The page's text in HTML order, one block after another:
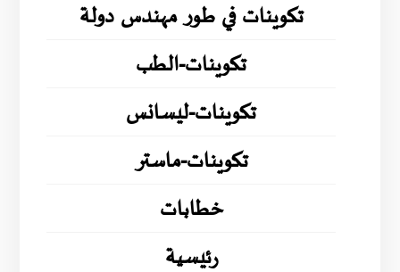
تكوينات في طور مهندس دولة
تكوينات-الطب
تكوينات-ليسانس
تكوينات-ماستر
خطابات
رئيسية